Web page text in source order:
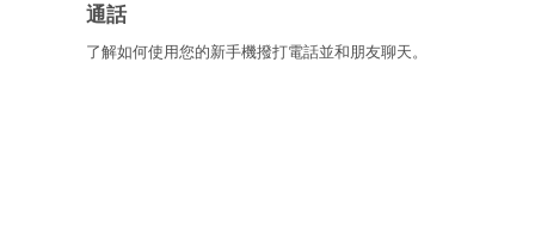
通話
了解如何使用您的新手機撥打電話並和朋友聊天。